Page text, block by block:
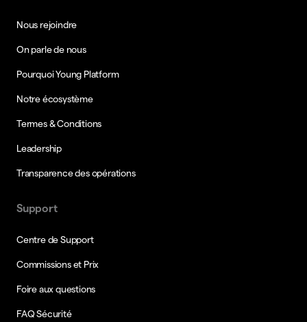
Nous rejoindre
On parle de nous
Pourquoi Young Platform
Notre écosystème
Termes & Conditions
Leadership
Transparence des opérations
Support
Centre de Support
Commissions et Prix
Foire aux questions
FAQ Sécurité